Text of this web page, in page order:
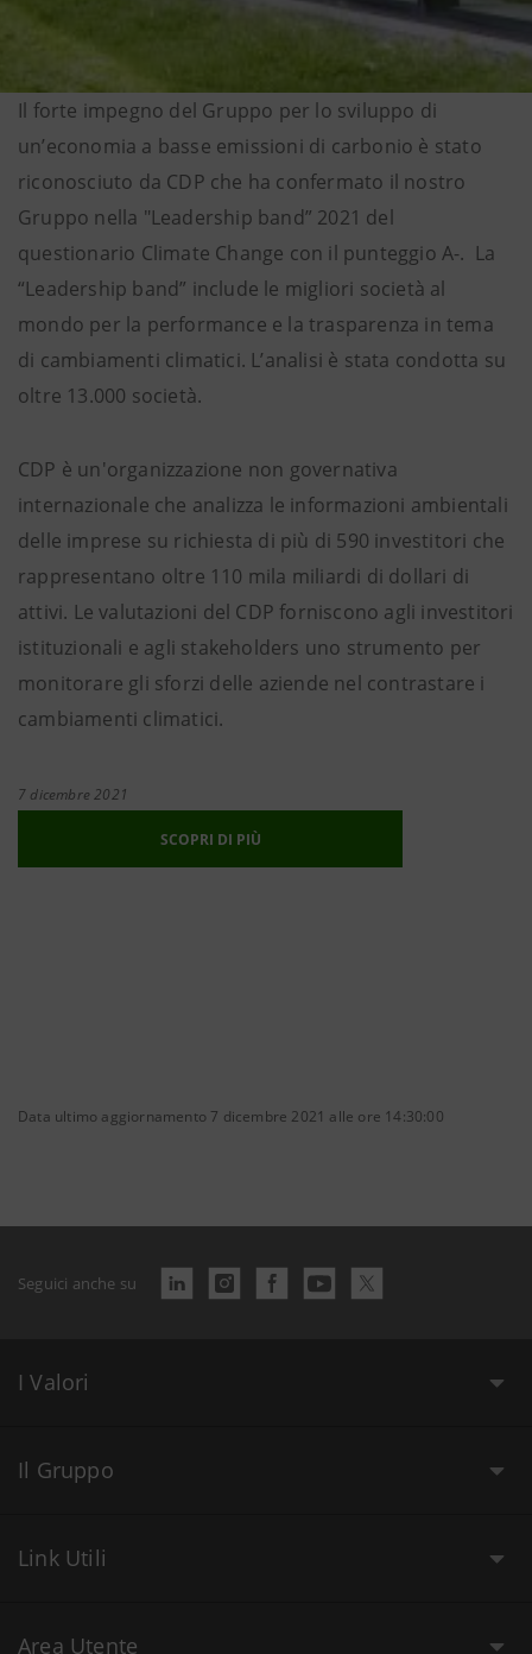
Il forte impegno del Gruppo per lo sviluppo di
un’economia a basse emissioni di carbonio è stato
riconosciuto da CDP che ha confermato il nostro
Gruppo nella "Leadership band” 2021 del
questionario Climate Change con il punteggio A-. La
“Leadership band” include le migliori società al
mondo per la performance e la trasparenza in tema
di cambiamenti climatici. L’analisi è stata condotta su
oltre 13.000 società.
CDP è un'organizzazione non governativa
internazionale che analizza le informazioni ambientali
delle imprese su richiesta di più di 590 investitori che
rappresentano oltre 110 mila miliardi di dollari di
attivi. Le valutazioni del CDP forniscono agli investitori
istituzionali e agli stakeholders uno strumento per
monitorare gli sforzi delle aziende nel contrastare i
cambiamenti climatici.
7 dicembre 2021
SCOPRI DI PIÙ
Data ultimo aggiornamento 7 dicembre 2021 alle ore 14:30:00
Seguici anche su
I Valori
Il Gruppo
Link Utili
Area Utente